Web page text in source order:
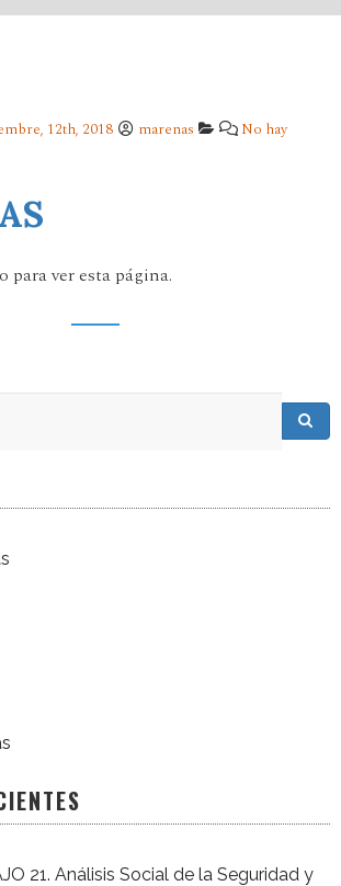
12th, 2018 marenas
No hay
para ver esta página.
21. Análisis Social de la Seguridad y